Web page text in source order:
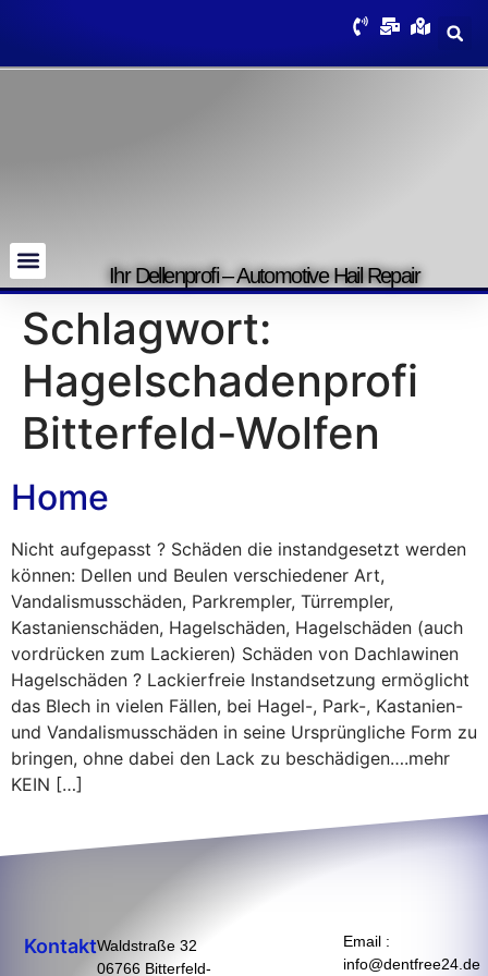
Ihr Dellenprofi – Automotive Hail Repair
Schlagwort:
Hagelschadenprofi
Bitterfeld-Wolfen
Home
Nicht aufgepasst ? Schäden die instandgesetzt werden
können: Dellen und Beulen verschiedener Art,
Vandalismusschäden, Parkrempler, Türrempler,
Kastanienschäden, Hagelschäden, Hagelschäden (auch
vordrücken zum Lackieren) Schäden von Dachlawinen
Hagelschäden ? Lackierfreie Instandsetzung ermöglicht
das Blech in vielen Fällen, bei Hagel-, Park-, Kastanien-
und Vandalismusschäden in seine Ursprüngliche Form zu
bringen, ohne dabei den Lack zu beschädigen….mehr
KEIN […]
KontaktWaldstraße 32
06766 Bitterfeld-
Email :
info@dentfree24.de